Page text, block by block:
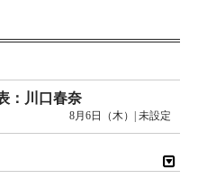
：川口春奈
8月6日（木）| 未設定